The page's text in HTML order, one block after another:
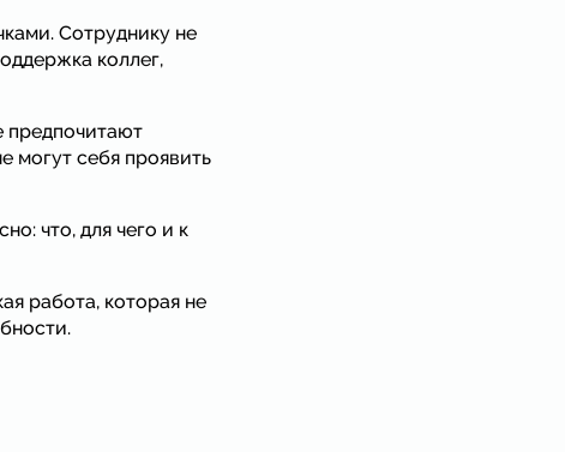
Сотруднику не
коллег,
предпочитают
могут себя проявить
что, для чего и к
работа, которая не